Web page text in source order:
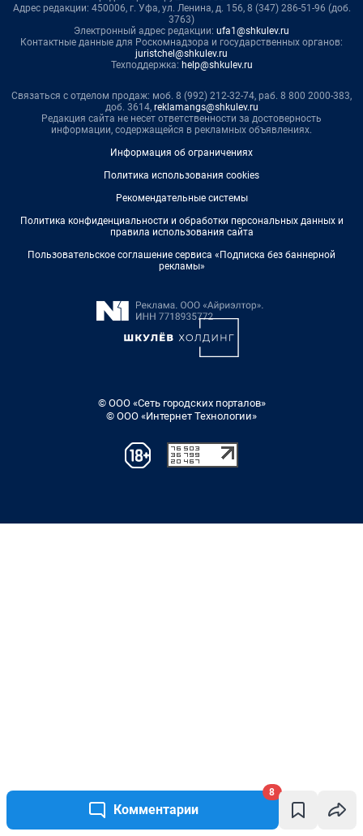
Комментарии
8